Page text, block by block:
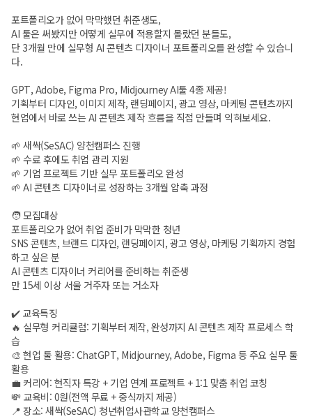
포트폴리오가 없어 막막했던 취준생도,
AI 툴은 써봤지만 어떻게 실무에 적용할지 몰랐던 분들도,
단 3개월 만에 실무형 AI 콘텐츠 디자이너 포트폴리오를 완성할 수 있습니
다.
GPT, Adobe, Figma Pro, Midjourney AI툴 4종 제공!
기획부터 디자인, 이미지 제작, 랜딩페이지, 광고 영상, 마케팅 콘텐츠까지
현업에서 바로 쓰는 AI 콘텐츠 제작 흐름을 직접 만들며 익혀보세요.
🌱 새싹(SeSAC) 양천캠퍼스 진행
🌱 수료 후에도 취업 관리 지원
🌱 기업 프로젝트 기반 실무 포트폴리오 완성
🌱 AI 콘텐츠 디자이너로 성장하는 3개월 압축 과정
🧑 모집대상
포트폴리오가 없어 취업 준비가 막막한 청년
SNS 콘텐츠, 브랜드 디자인, 랜딩페이지, 광고 영상, 마케팅 기획까지 경험
하고 싶은 분
AI 콘텐츠 디자이너 커리어를 준비하는 취준생
만 15세 이상 서울 거주자 또는 거소자
✔️ 교육특징
🔥 실무형 커리큘럼: 기획부터 제작, 완성까지 AI 콘텐츠 제작 프로세스 학
습
🎨 현업 툴 활용: ChatGPT, Midjourney, Adobe, Figma 등 주요 실무 툴
활용
💼 커리어: 현직자 특강 + 기업 연계 프로젝트 + 1:1 맞춤 취업 코칭
💸 교육비: 0원(전액 무료 + 중식까지 제공)
📍 장소: 새싹(SeSAC) 청년취업사관학교 양천캠퍼스